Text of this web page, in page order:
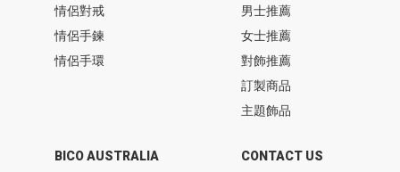
情侶對戒
情侶手鍊
情侶手環
BICO AUSTRALIA
男士推薦
女士推薦
對飾推薦
訂製商品
主題飾品
CONTACT US